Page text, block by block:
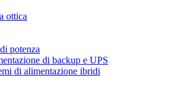
ottica
potenza
di backup e UPS
di alimentazione ibridi